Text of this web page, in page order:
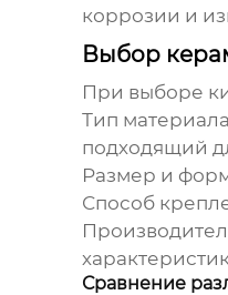
коррозии и
Выбор
При выборе
Тип
подходящий
Размер и
Способ
Сравнение